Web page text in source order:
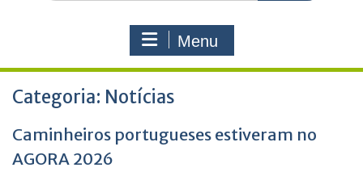
Menu
Categoria: Notícias
Caminheiros portugueses estiveram no
AGORA 2026